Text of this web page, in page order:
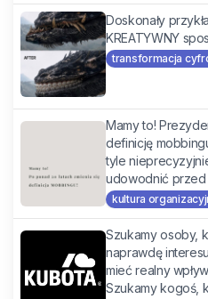
Doskonały
KREATYWNY
transformacja
Mamy to!
definicję
tyle
udowodnić przed
kultura
Szukamy osoby,
naprawdę
mieć realny
Szukamy kogoś,